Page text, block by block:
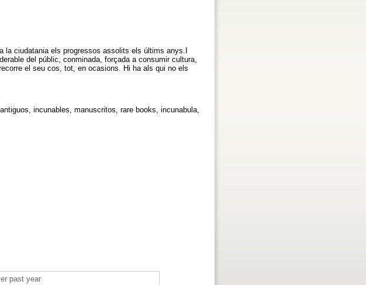
ciudatania els progressos assolits els últims anys.I
del públic, conminada, forçada a consumir cultura,
el seu cos, tot, en ocasions. Hi ha als qui no els
incunables, manuscritos, rare books, incunabula,
past year